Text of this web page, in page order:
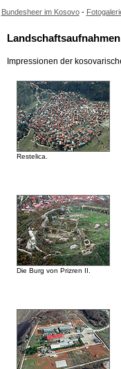
Bundesheer im Kosovo-
Landschaftsaufnahmen
Impressionen der
Restelica.
Die Burg von Prizren II.